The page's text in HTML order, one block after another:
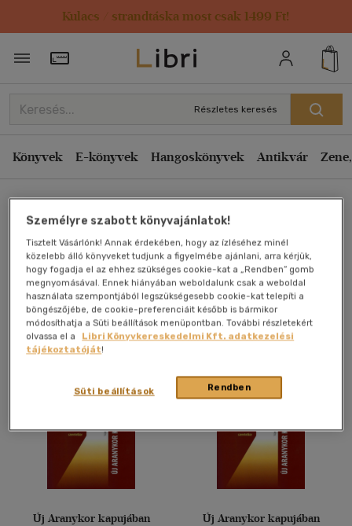
Kulacs / strandtáska most csak 1499 Ft!
Törzsvásárlói Kártya adatai
Részletes keresés
Könyvek E-könyvek Hangoskönyvek Antikvár
Új Aranykor kapujában
Varga Csaba
Antikvár könyv (2db)
Új Aranykor kapujában Új Aranykor kapujában
Személyre szabott könyvajánlatok!
Tisztelt Vásárlónk! Annak érdekében, hogy az ízléséhez minél
közelebb álló könyveket tudjunk a figyelmébe ajánlani, arra kérjük,
hogy fogadja el az ehhez szükséges cookie-kat a „Rendben” gomb
megnyomásával. Ennek hiányában weboldalunk csak a weboldal
használata szempontjából legszükségesebb cookie-kat telepíti a
böngészőjébe, de cookie-preferenciáit később is bármikor
módosíthatja a Süti beállítások menüpontban. További részletekért
olvassa el a
Libri Könyvkereskedelmi Kft. adatkezelési
tájékoztatóját!
Rendben
Süti beállítások